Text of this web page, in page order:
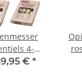
4-
€ *